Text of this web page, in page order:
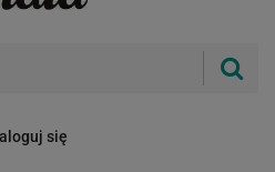
się